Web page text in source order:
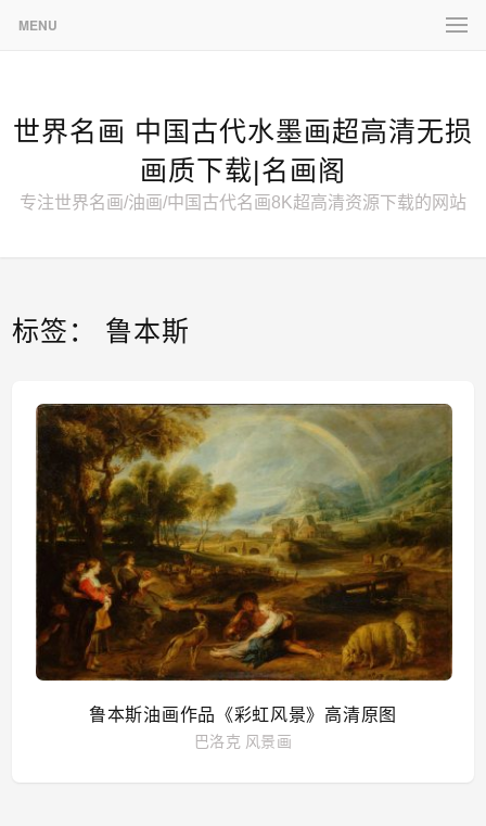
MENU
世界名画 中国古代水墨画超高清无损
画质下载|名画阁
专注世界名画/油画/中国古代名画8K超高清资源下载的网站
标签： 鲁本斯
鲁本斯油画作品《彩虹风景》高清原图
巴洛克 风景画